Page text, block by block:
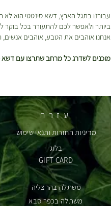
עבורנו בתגל הארץ, דשא סינטטי הוא
ביותר ולאפשר לכם להתעורר בכל בוקר
אנחנו אוהבים את הטבע, אוהבים
מוכנים לשדרג כל מרחב שתרצו עם דשא
עזרה
מדיניות החזרות ותנאי שימוש
בלוג
GIFT CARD
משתלה בכפר סבא
משתלה בהרצליה